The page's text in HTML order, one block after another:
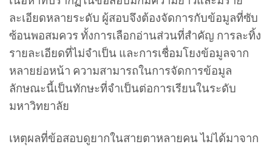
ละเอียดหลายระดับ ผู้สอบจึงต้องจัดการกับข้อมูลที่ซับ
ซ้อนพอสมควร ทั้งการเลือกอ่านส่วนที่สำคัญ การละทิ้ง
รายละเอียดที่ไม่จำเป็น และการเชื่อมโยงข้อมูลจาก
หลายย่อหน้า ความสามารถในการจัดการข้อมูล
ลักษณะนี้เป็นทักษะที่จำเป็นต่อการเรียนในระดับ
มหาวิทยาลัย
เหตุผลที่ข้อสอบดูยากในสายตาหลายคน ไม่ได้มาจาก